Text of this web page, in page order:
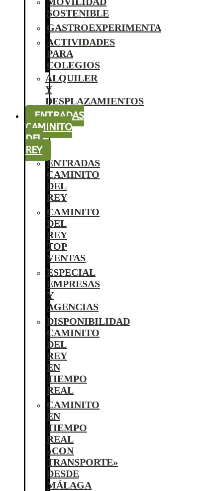
SOSTENIBLE
GASTROEXPERIMENTA
ACTIVIDADES
PARA
COLEGIOS
ALQUILER
Y
DESPLAZAMIENTOS
ENTRADAS
CAMINITO
DEL
REY
ENTRADAS
CAMINITO
DEL
REY
CAMINITO
DEL
REY
TOP
VENTAS
ESPECIAL
EMPRESAS
Y
AGENCIAS
DISPONIBILIDAD
CAMINITO
DEL
REY
EN
TIEMPO
REAL
CAMINITO
EN
TIEMPO
REAL
«CON
TRANSPORTE»
DESDE
MÁLAGA